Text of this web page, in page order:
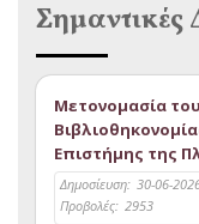
Σημαντικές
Μετονομασία
Επιστήμης της
Δημοσίευση: 30-06-
Προβολές: 2953